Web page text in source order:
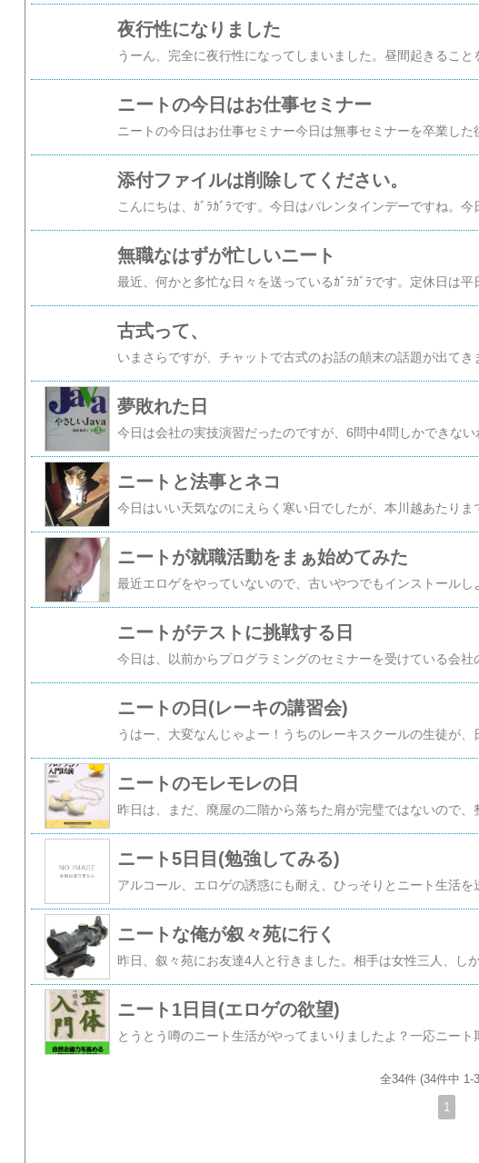
夜行性になりました
ニートの今日はお仕事セミナー
添付ファイルは削除してください。
無職なはずが忙しいニート
古式って、
夢敗れた日
ニートと法事とネコ
ニートが就職活動をまぁ始めてみた
ニートがテストに挑戦する日
ニートの日(レーキの講習会)
ニートのモレモレの日
ニート5日目(勉強してみる)
ニートな俺が叙々苑に行く
ニート1日目(エロゲの欲望)
全34件 (34件中 1-
1